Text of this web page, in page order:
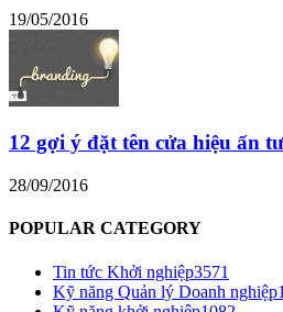
19/05/2016
12 gợi ý đặt tên cửa hiệu ấn
28/09/2016
POPULAR CATEGORY
Tin tức Khởi nghiệp3571
Kỹ năng Quản lý Doanh nghiệp